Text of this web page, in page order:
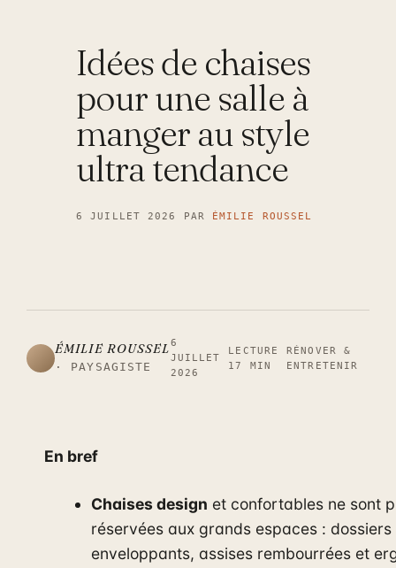
Idées de chaises
pour une salle à
manger au style
ultra tendance
6 JUILLET 2026 PAR ÉMILIE ROUSSEL
ÉMILIE ROUSSEL
· PAYSAGISTE
6
JUILLET
2026
LECTURE
17 MIN
RÉNOVER &
ENTRETENIR
En bref
Chaises design et confortables ne sont
réservées aux grands espaces : dossiers
enveloppants, assises rembourrées et